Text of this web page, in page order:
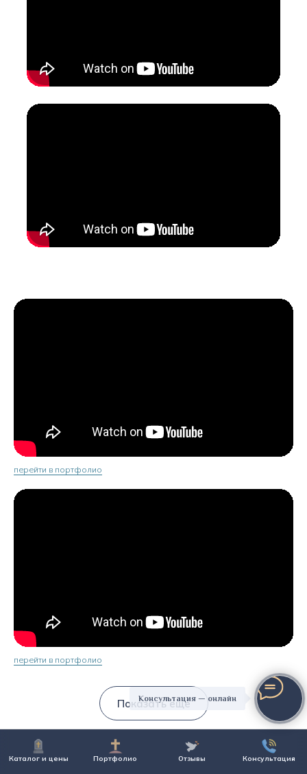
Каталог и цены Портфолио Отзывы Консультация
Консультация — онлайн
перейти в портфолио
перейти в портфолио
Показать ещё